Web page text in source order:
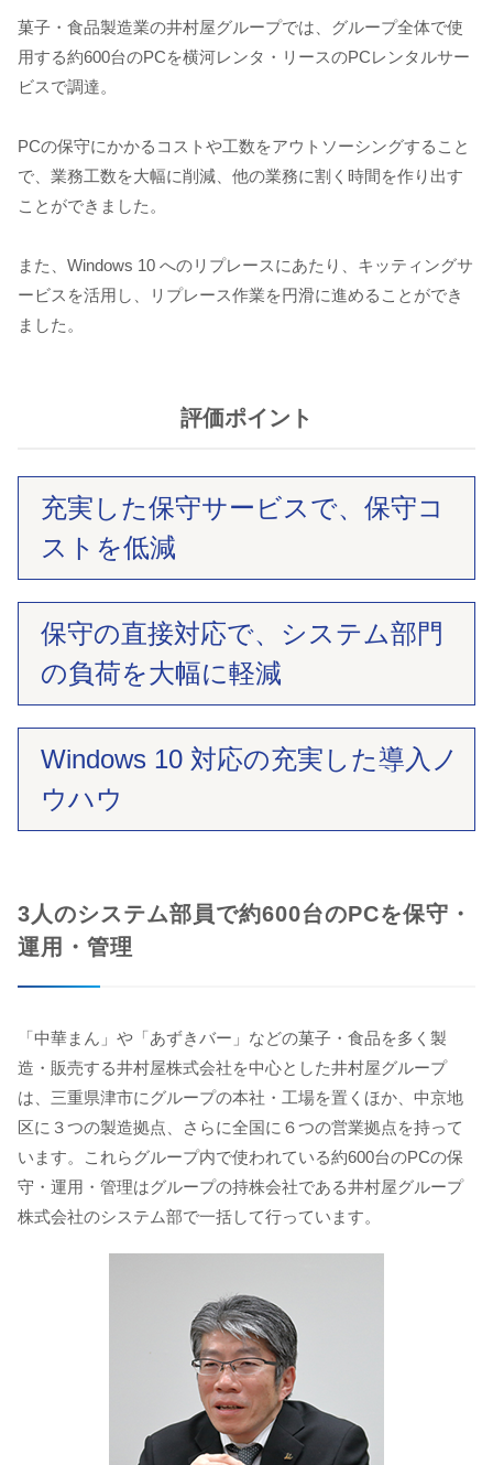
菓子・食品製造業の井村屋グループでは、グループ全体で使
用する約600台のPCを横河レンタ・リースのPCレンタルサー
ビスで調達。
PCの保守にかかるコストや工数をアウトソーシングすること
で、業務工数を大幅に削減、他の業務に割く時間を作り出す
ことができました。
また、Windows 10 へのリプレースにあたり、キッティングサ
ービスを活用し、リプレース作業を円滑に進めることができ
ました。
評価ポイント
充実した保守サービスで、保守コ
ストを低減
保守の直接対応で、システム部門
の負荷を大幅に軽減
Windows 10 対応の充実した導入ノ
ウハウ
3人のシステム部員で約600台のPCを保守・
運用・管理
「中華まん」や「あずきバー」などの菓子・食品を多く製
造・販売する井村屋株式会社を中心とした井村屋グループ
は、三重県津市にグループの本社・工場を置くほか、中京地
区に３つの製造拠点、さらに全国に６つの営業拠点を持って
います。これらグループ内で使われている約600台のPCの保
守・運用・管理はグループの持株会社である井村屋グループ
株式会社のシステム部で一括して行っています。